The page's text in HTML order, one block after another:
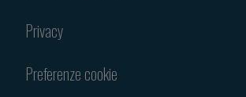
Privacy
Preferenze cookie